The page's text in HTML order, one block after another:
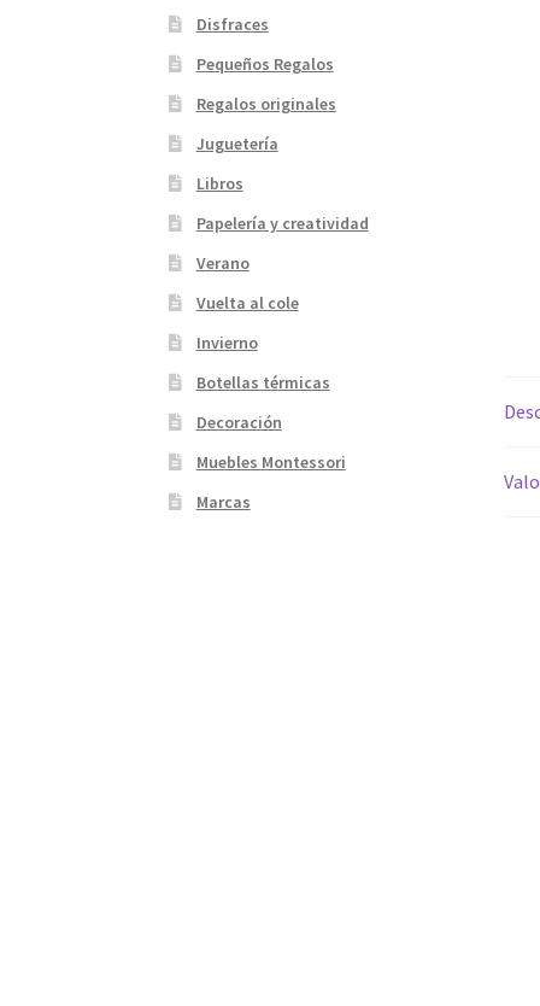
Disfraces
Pequeños Regalos
Regalos originales
Juguetería
Libros
Papelería y creatividad
Verano
Vuelta al cole
Invierno
Botellas térmicas
Decoración
Muebles Montessori
Marcas